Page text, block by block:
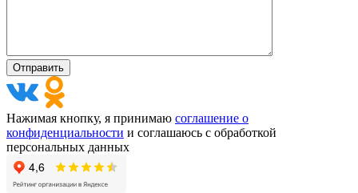
Нажимая кнопку, я принимаю соглашение о
конфиденциальности и соглашаюсь с обработкой
персональных данных